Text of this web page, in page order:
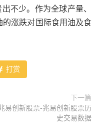
不少。作为全球产量、
涨跌对国际食用油及食
打赏
下一篇
易创新股票-兆易创新股票历
史交易数据